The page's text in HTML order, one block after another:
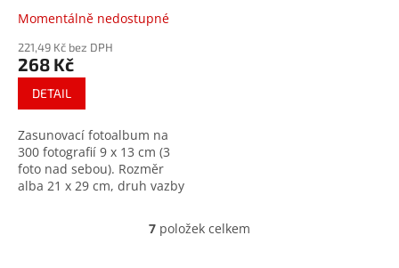
Průměrné
produktu
je
5,0
z
hvězdiček.
Momentálně nedostupné
221,49 Kč bez DPH
268 Kč
DETAIL
Zasunovací fotoalbum na
300 fotografií 9 x 13 cm (3
foto nad sebou). Rozměr
alba 21 x 29 cm, druh vazby
O
7 položek celkem